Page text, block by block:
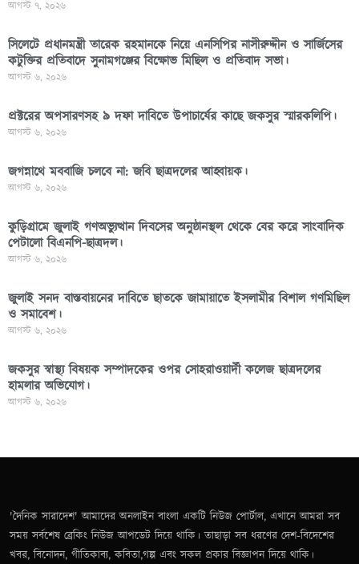
আগস্ট ৭, ২০২৬
সিলেটে প্রধানমন্ত্রী তারেক রহমানকে নিয়ে এনসিপির নাসীরুদ্দীন ও সার্জিসের
কটুক্তির প্রতিবাদে সুনামগঞ্জের বিক্ষোভ মিছিল ও প্রতিবাদ সভা।
আগস্ট ৬, ২০২৬
প্রক্টরের অপসারণসহ ৯ দফা দাবিতে উপাচার্যের কাছে জকসুর স্মারকলিপি।
আগস্ট ৬, ২০২৬
জগন্নাথে মববাজি চলবে না: জবি ছাত্রদলের আহ্বায়ক।
আগস্ট ৬, ২০২৬
কুড়িগ্রামে জুলাই গণঅভ্যুত্থান দিবসের অনুষ্ঠানস্থল থেকে বের করে সাংবাদিক
পেটালো বিএনপি-ছাত্রদল।
আগস্ট ৬, ২০২৬
জুলাই সনদ বাস্তবায়নের দাবিতে ছাতকে জামায়াতে ইসলামীর বিশাল গণমিছিল
ও সমাবেশ।
আগস্ট ৬, ২০২৬
জকসুর স্বাস্থ্য বিষয়ক সম্পাদকের ওপর সোহরাওয়ার্দী কলেজ ছাত্রদলের
হামলার অভিযোগ।
আগস্ট ৬, ২০২৬
'দৈনিক সারাদেশ' আমাদের অনলাইন বাংলা একটি নিউজ পোর্টাল, এখানে আমরা সব
সময় সর্বশেষ ব্রেকিং নিউজ আপডেট দিয়ে থাকি। তাছাড়া সব ধরণের দেশ-বিদেশের
খবর, বিনোদন, গীতিকাব্য, কবিতা,গল্প এবং সকল প্রকার বিজ্ঞাপন দিয়ে থাকি।